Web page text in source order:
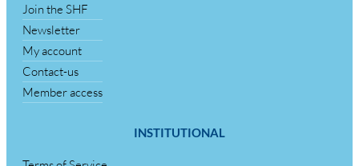
Join the SHF
Newsletter
My account
Contact-us
Member access
INSTITUTIONAL